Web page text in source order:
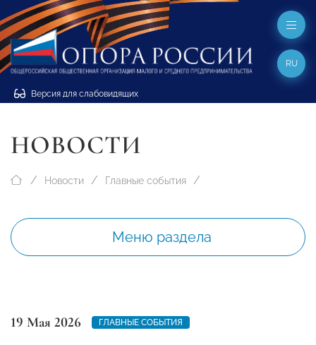
Версия для слабовидящих
RU
НОВОСТИ
Новости Главные события
Меню раздела
19 Мая 2026 ГЛАВНЫЕ СОБЫТИЯ